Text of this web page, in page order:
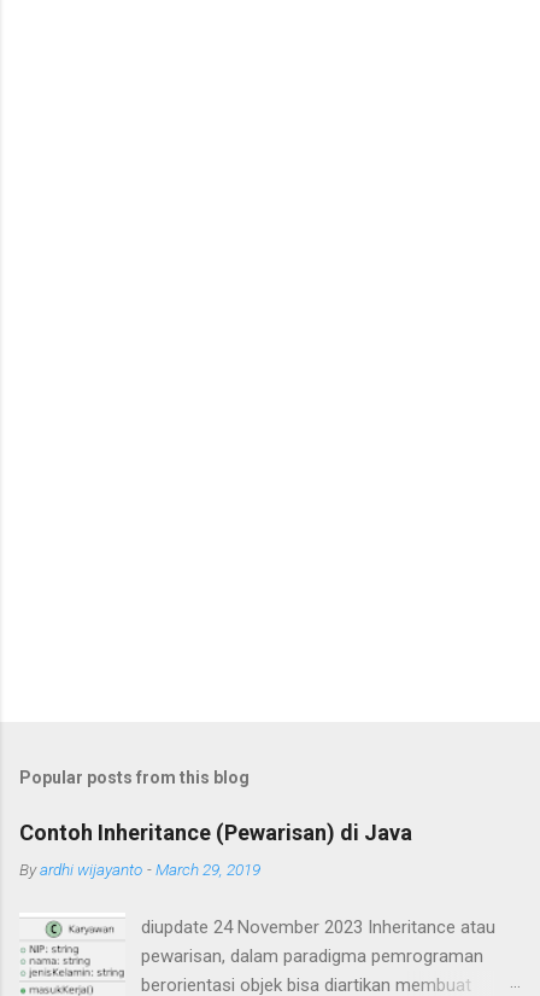
Popular posts from this blog
Contoh Inheritance (Pewarisan) di Java
Byardhi wijayanto -March 29, 2019
diupdate 24 November 2023 Inheritance atau
pewarisan, dalam paradigma pemrograman
berorientasi objek bisa diartikan membuat